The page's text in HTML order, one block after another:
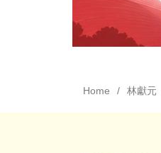
Home 林獻元